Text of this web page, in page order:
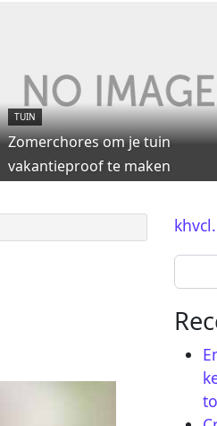
TUIN
Zomerchores om je tuin
vakantieproof te maken